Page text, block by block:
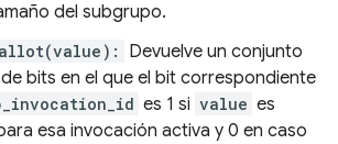
del subgrupo.
Devuelve un conjunto
bits en el que el bit correspondiente
es 1 si value es
esa invocación activa y 0 en caso